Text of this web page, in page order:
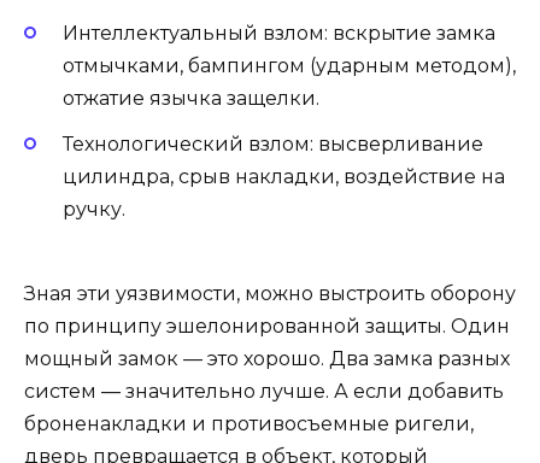
Интеллектуальный взлом: вскрытие замка
отмычками, бампингом (ударным методом),
отжатие язычка защелки.
Технологический взлом: высверливание
цилиндра, срыв накладки, воздействие на
ручку.
Зная эти уязвимости, можно выстроить оборону
по принципу эшелонированной защиты. Один
мощный замок — это хорошо. Два замка разных
систем — значительно лучше. А если добавить
броненакладки и противосъемные ригели,
дверь превращается в объект, который